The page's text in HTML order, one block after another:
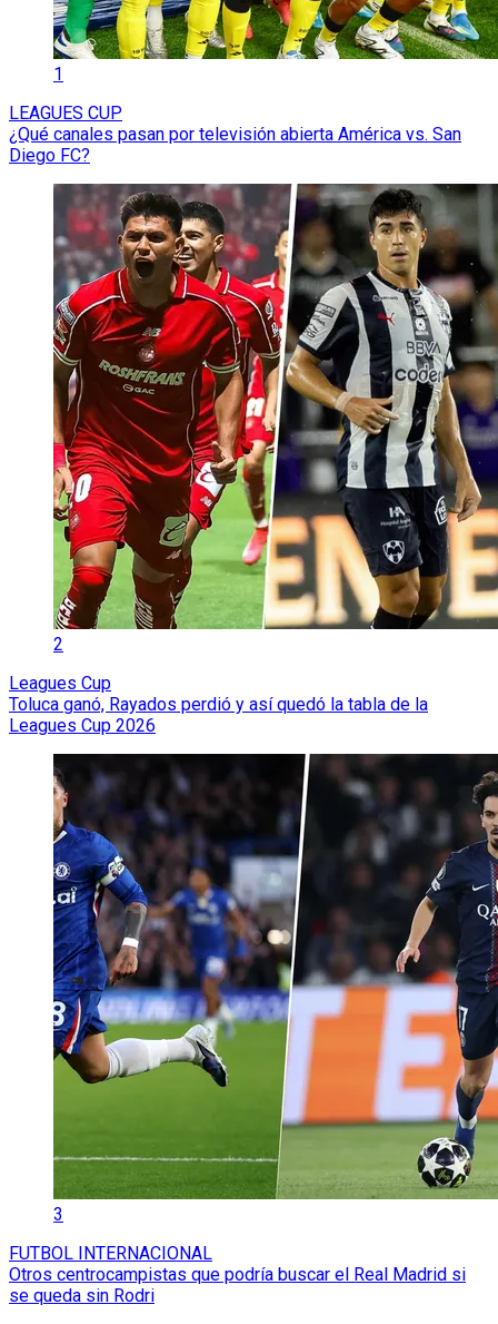
1
LEAGUES CUP
¿Qué canales pasan por televisión abierta América vs. San
Diego FC?
2
Leagues Cup
Toluca ganó, Rayados perdió y así quedó la tabla de la
Leagues Cup 2026
3
FUTBOL INTERNACIONAL
Otros centrocampistas que podría buscar el Real Madrid si
se queda sin Rodri